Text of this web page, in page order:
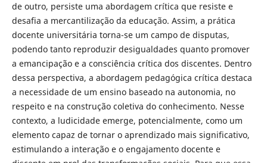
de outro, persiste uma abordagem crítica que resiste e
desafia a mercantilização da educação. Assim, a prática
docente universitária torna-se um campo de disputas,
podendo tanto reproduzir desigualdades quanto promover
a emancipação e a consciência crítica dos discentes. Dentro
dessa perspectiva, a abordagem pedagógica crítica destaca
a necessidade de um ensino baseado na autonomia, no
respeito e na construção coletiva do conhecimento. Nesse
contexto, a ludicidade emerge, potencialmente, como um
elemento capaz de tornar o aprendizado mais significativo,
estimulando a interação e o engajamento docente e